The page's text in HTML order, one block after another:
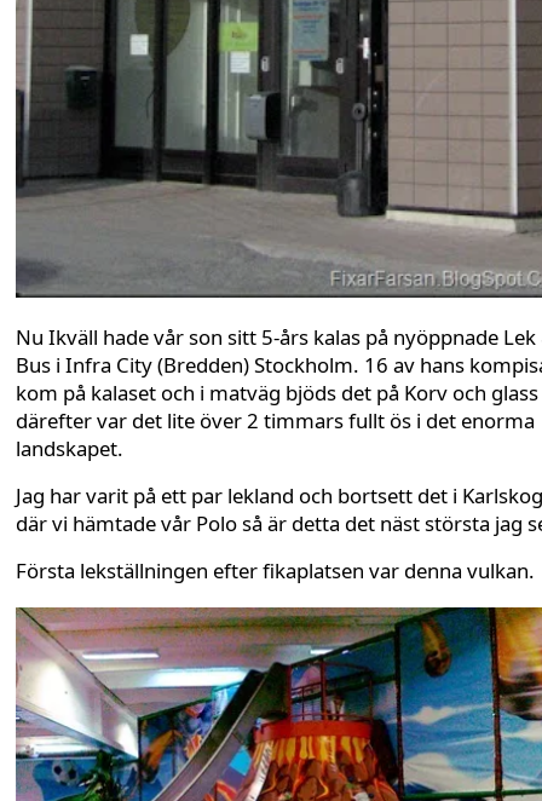
Nu Ikväll hade vår son sitt 5-års kalas på nyöppnade Lek
Bus i Infra City (Bredden) Stockholm. 16 av hans
kom på kalaset och i matväg bjöds det på Korv och
därefter var det lite över 2 timmars fullt ös i det enorma
landskapet.
Jag har varit på ett par lekland och bortsett det i
där vi hämtade vår Polo så är detta det näst största jag
Första lekställningen efter fikaplatsen var denna vulkan.